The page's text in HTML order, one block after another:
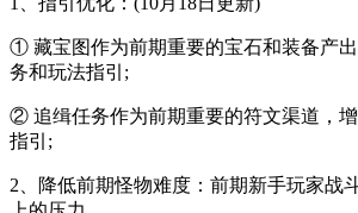
① 藏宝图作为前期重要的宝石和装备产
务和玩法指引;
② 追缉任务作为前期重要的符文渠道，
指引;
2、降低前期怪物难度：前期新手玩家战